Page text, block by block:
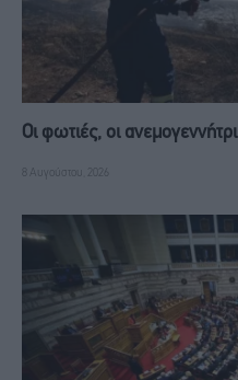
Οι φωτιές, οι
8 Αυγούστου, 2026